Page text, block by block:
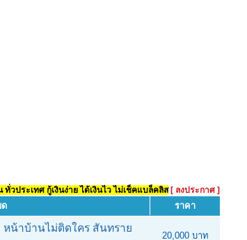
วประเทศ กู้เงินง่าย ได้เงินไว ไม่เช็คแบล็คลิส [ ลงประกาศ ]
ด ราคา
น้าบ้านไม่ติดใคร สันทราย
20,000 บาท